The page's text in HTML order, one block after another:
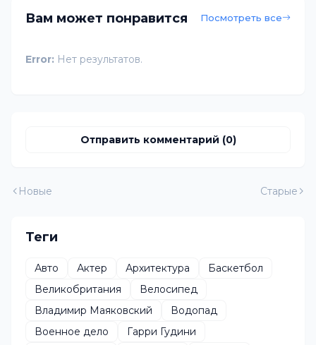
Вам может понравится Посмотреть все
Error: Нет результатов.
Отправить комментарий (0)
Новые Старые
Теги
Авто Актер Архитектура
Баскетбол
Великобритания
Велосипед
Владимир Маяковский
Водопад
Военное дело
Гарри Гудини